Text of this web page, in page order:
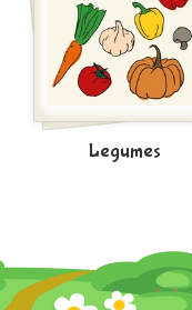
Legumes